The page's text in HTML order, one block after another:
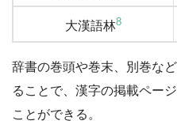
大漢語林8
辞書の巻頭や巻末、別巻な
ることで、漢字の掲載ペー
ことができる。